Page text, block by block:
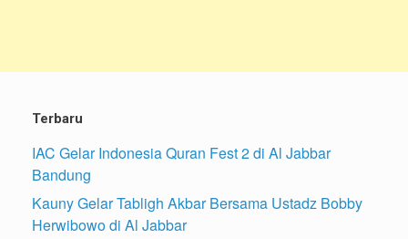
Terbaru
IAC Gelar Indonesia Quran Fest 2 di Al Jabbar
Bandung
Kauny Gelar Tabligh Akbar Bersama Ustadz Bobby
Herwibowo di Al Jabbar